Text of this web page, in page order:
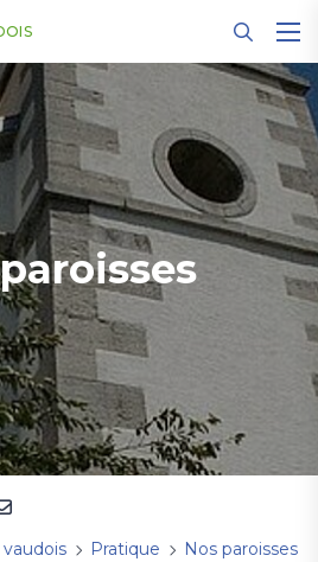
vaudois Pratique Nos paroisses
cookies